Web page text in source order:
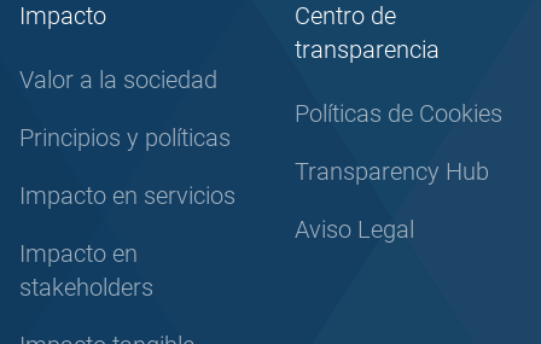
Impacto
Valor a la sociedad
Principios y políticas
Impacto en servicios
Impacto en
stakeholders
Centro de
transparencia
Políticas de Cookies
Transparency Hub
Aviso Legal